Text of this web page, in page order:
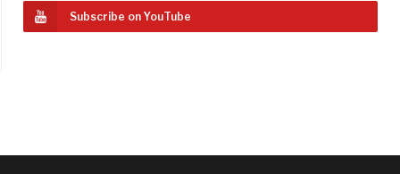
Subscribe on YouTube